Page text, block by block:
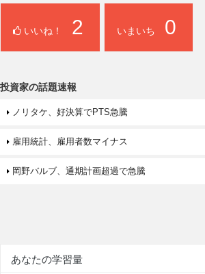
いいね！ 2 いまいち 0
投資家の話題速報
ノリタケ、好決算でPTS急騰
雇用統計、雇用者数マイナス
岡野バルブ、通期計画超過で急騰
あなたの学習量